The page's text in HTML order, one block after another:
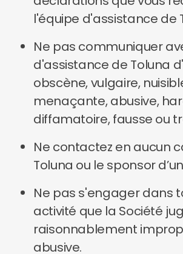
l'équipe d'assistance de
Ne pas communiquer
d'assistance de Toluna
obscène, vulgaire,
menaçante, abusive,
diffamatoire, fausse ou
Ne contactez en aucun
Toluna ou le sponsor
Ne pas s'engager dans
activité que la Société
raisonnablement
abusive.